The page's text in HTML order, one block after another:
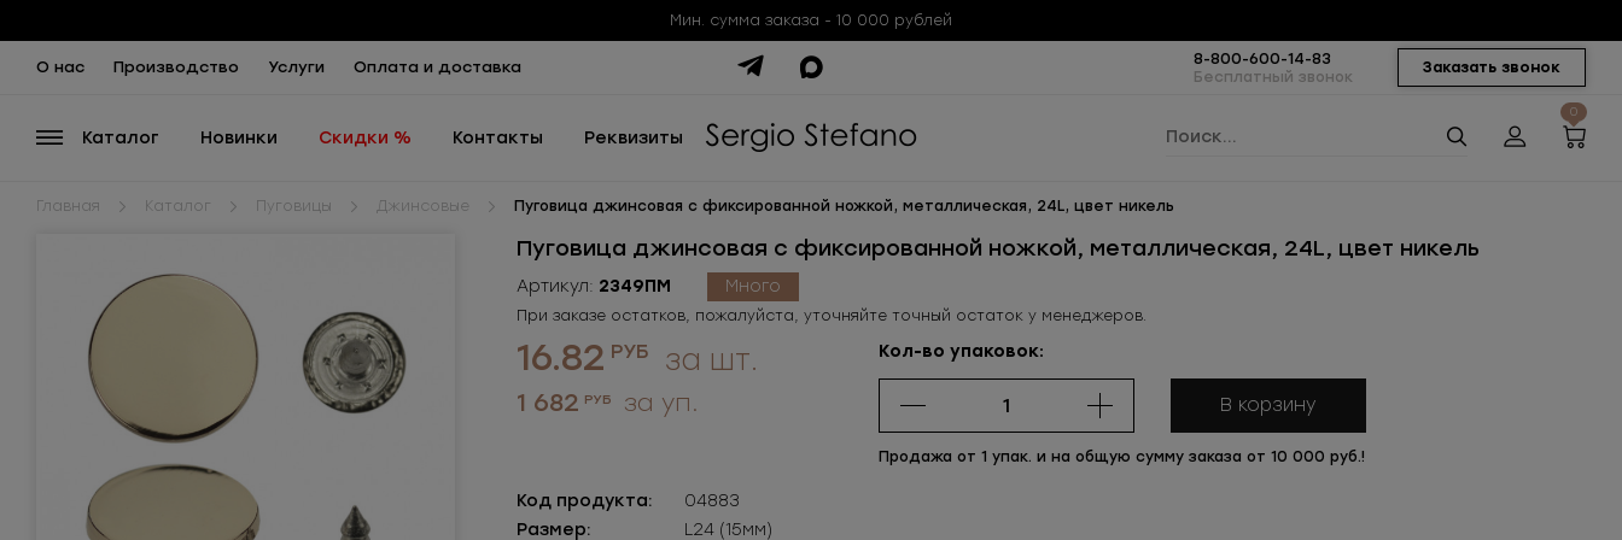
Мин. сумма заказа - 10 000 рублей
О нас Производство Услуги Оплата и доставка Заказать звонок
8-800-600-14-83
Бесплатный звонок
Каталог Новинки Скидки % Контакты Реквизиты
0
Главная Каталог Пуговицы Джинсовые Пуговица джинсовая c фиксированной ножкой, металлическая, 24L, цвет никель
Пуговица джинсовая c фиксированной ножкой, металлическая, 24L, цвет никель
Артикул: 2349ПМ Много
При заказе остатков, пожалуйста, уточняйте точный остаток у менеджеров.
16.82 РУБ за шт.
1 682 РУБ за уп.
Кол-во упаковок:
В корзину
Продажа от 1 упак. и на общую сумму заказа от 10 000 руб.!
Код продукта:
04883
Размер:
L24 (15мм)